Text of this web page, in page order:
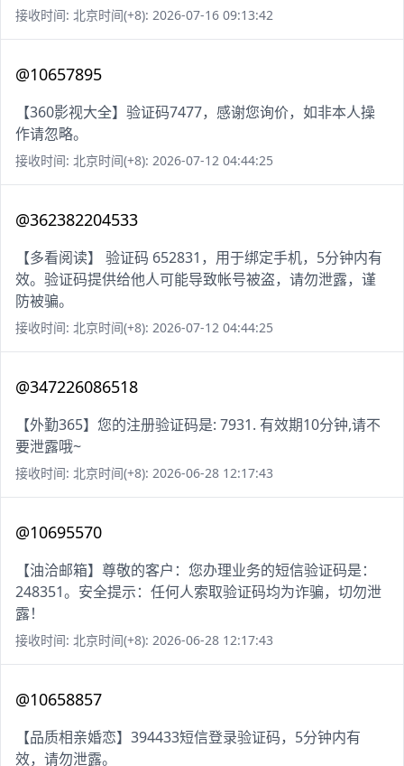
接收时间: 北京时间(+8): 2026-07-16 09:13:42
@10657895
【360影视大全】验证码7477，感谢您询价，如非本人操
作请忽略。
接收时间: 北京时间(+8): 2026-07-12 04:44:25
@362382204533
【多看阅读】 验证码 652831，用于绑定手机，5分钟内有
效。验证码提供给他人可能导致帐号被盗，请勿泄露，谨
防被骗。
接收时间: 北京时间(+8): 2026-07-12 04:44:25
@347226086518
【外勤365】您的注册验证码是: 7931. 有效期10分钟,请不
要泄露哦~
接收时间: 北京时间(+8): 2026-06-28 12:17:43
@10695570
【油洽邮箱】尊敬的客户：您办理业务的短信验证码是：
248351。安全提示：任何人索取验证码均为诈骗，切勿泄
露！
接收时间: 北京时间(+8): 2026-06-28 12:17:43
@10658857
【品质相亲婚恋】394433短信登录验证码，5分钟内有
效，请勿泄露。